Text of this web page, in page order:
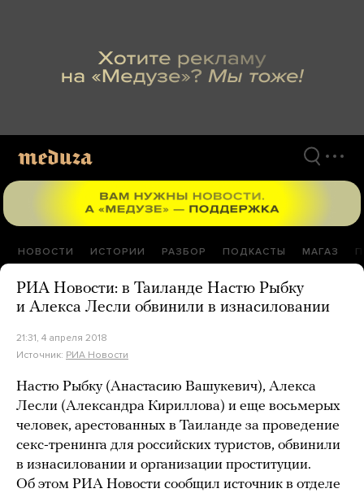
НОВОСТИ ИСТОРИИ РАЗБОР ПОДКАСТЫ МАГАЗ
РИА Новости: в Таиланде Настю Рыбку
и Алекса Лесли обвинили в изнасиловании
21:31, 4 апреля 2018
Источник: РИА Новости
Настю Рыбку (Анастасию Вашукевич), Алекса
Лесли (Александра Кириллова) и еще восьмерых
человек, арестованных в Таиланде за проведение
секс-тренинга для российских туристов, обвинили
в изнасиловании и организации проституции.
Об этом РИА Новости сообщил источник в отделе